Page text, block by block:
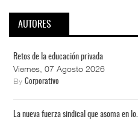
AUTORES
Retos de la educación privada
Viernes, 07 Agosto 2026
By Corporativo
La nueva fuerza sindical que asoma en lo...